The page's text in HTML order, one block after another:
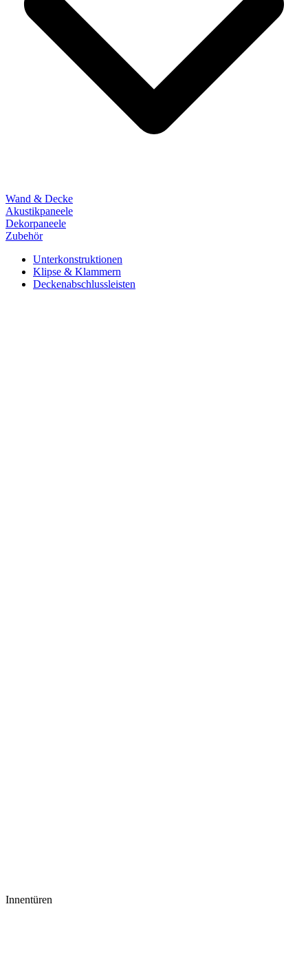
Wand & Decke
Akustikpaneele
Dekorpaneele
Zubehör
Unterkonstruktionen
Klipse & Klammern
Deckenabschlussleisten
Innentüren